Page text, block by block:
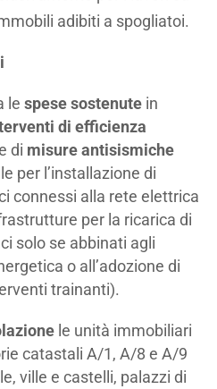
adibiti a spogliatoi.
lespese sostenute in
di efficienza
di misure antisismiche
per l’installazione di
connessi alla rete elettrica
per la ricarica di
solo se abbinati agli
o all’adozione di
trainanti).
le unità immobiliari
catastali A/1, A/8 e A/9
ville e castelli, palazzi di